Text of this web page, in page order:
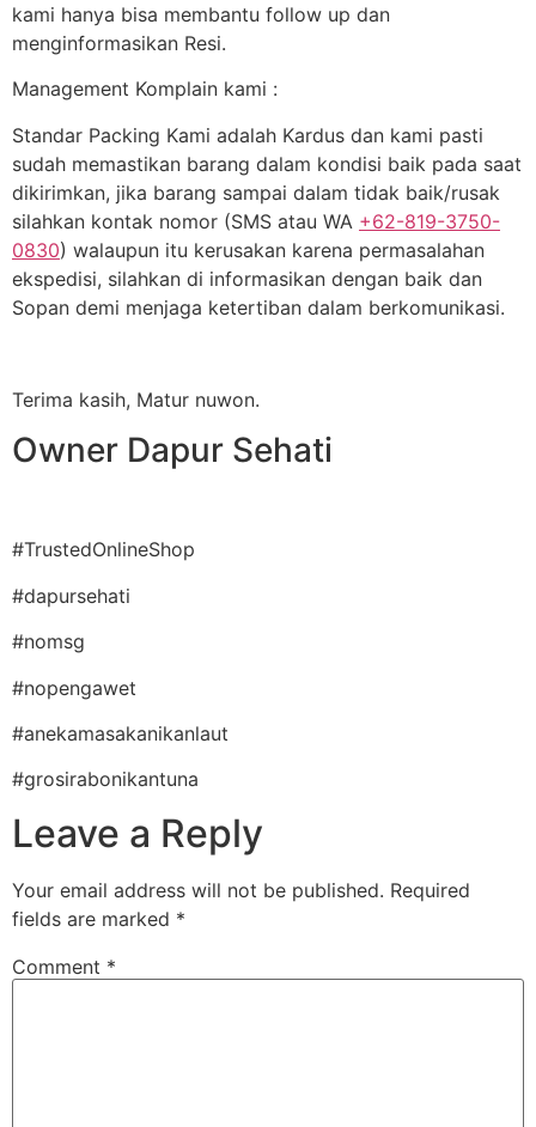
kami hanya bisa membantu follow up dan
menginformasikan Resi.
Management Komplain kami :
Standar Packing Kami adalah Kardus dan kami pasti
sudah memastikan barang dalam kondisi baik pada saat
dikirimkan, jika barang sampai dalam tidak baik/rusak
silahkan kontak nomor (SMS atau WA +62-819-3750-
0830) walaupun itu kerusakan karena permasalahan
ekspedisi, silahkan di informasikan dengan baik dan
Sopan demi menjaga ketertiban dalam berkomunikasi.
Terima kasih, Matur nuwon.
Owner Dapur Sehati
#TrustedOnlineShop
#dapursehati
#nomsg
#nopengawet
#anekamasakanikanlaut
#grosirabonikantuna
Leave a Reply
Your email address will not be published. Required
fields are marked *
Comment *